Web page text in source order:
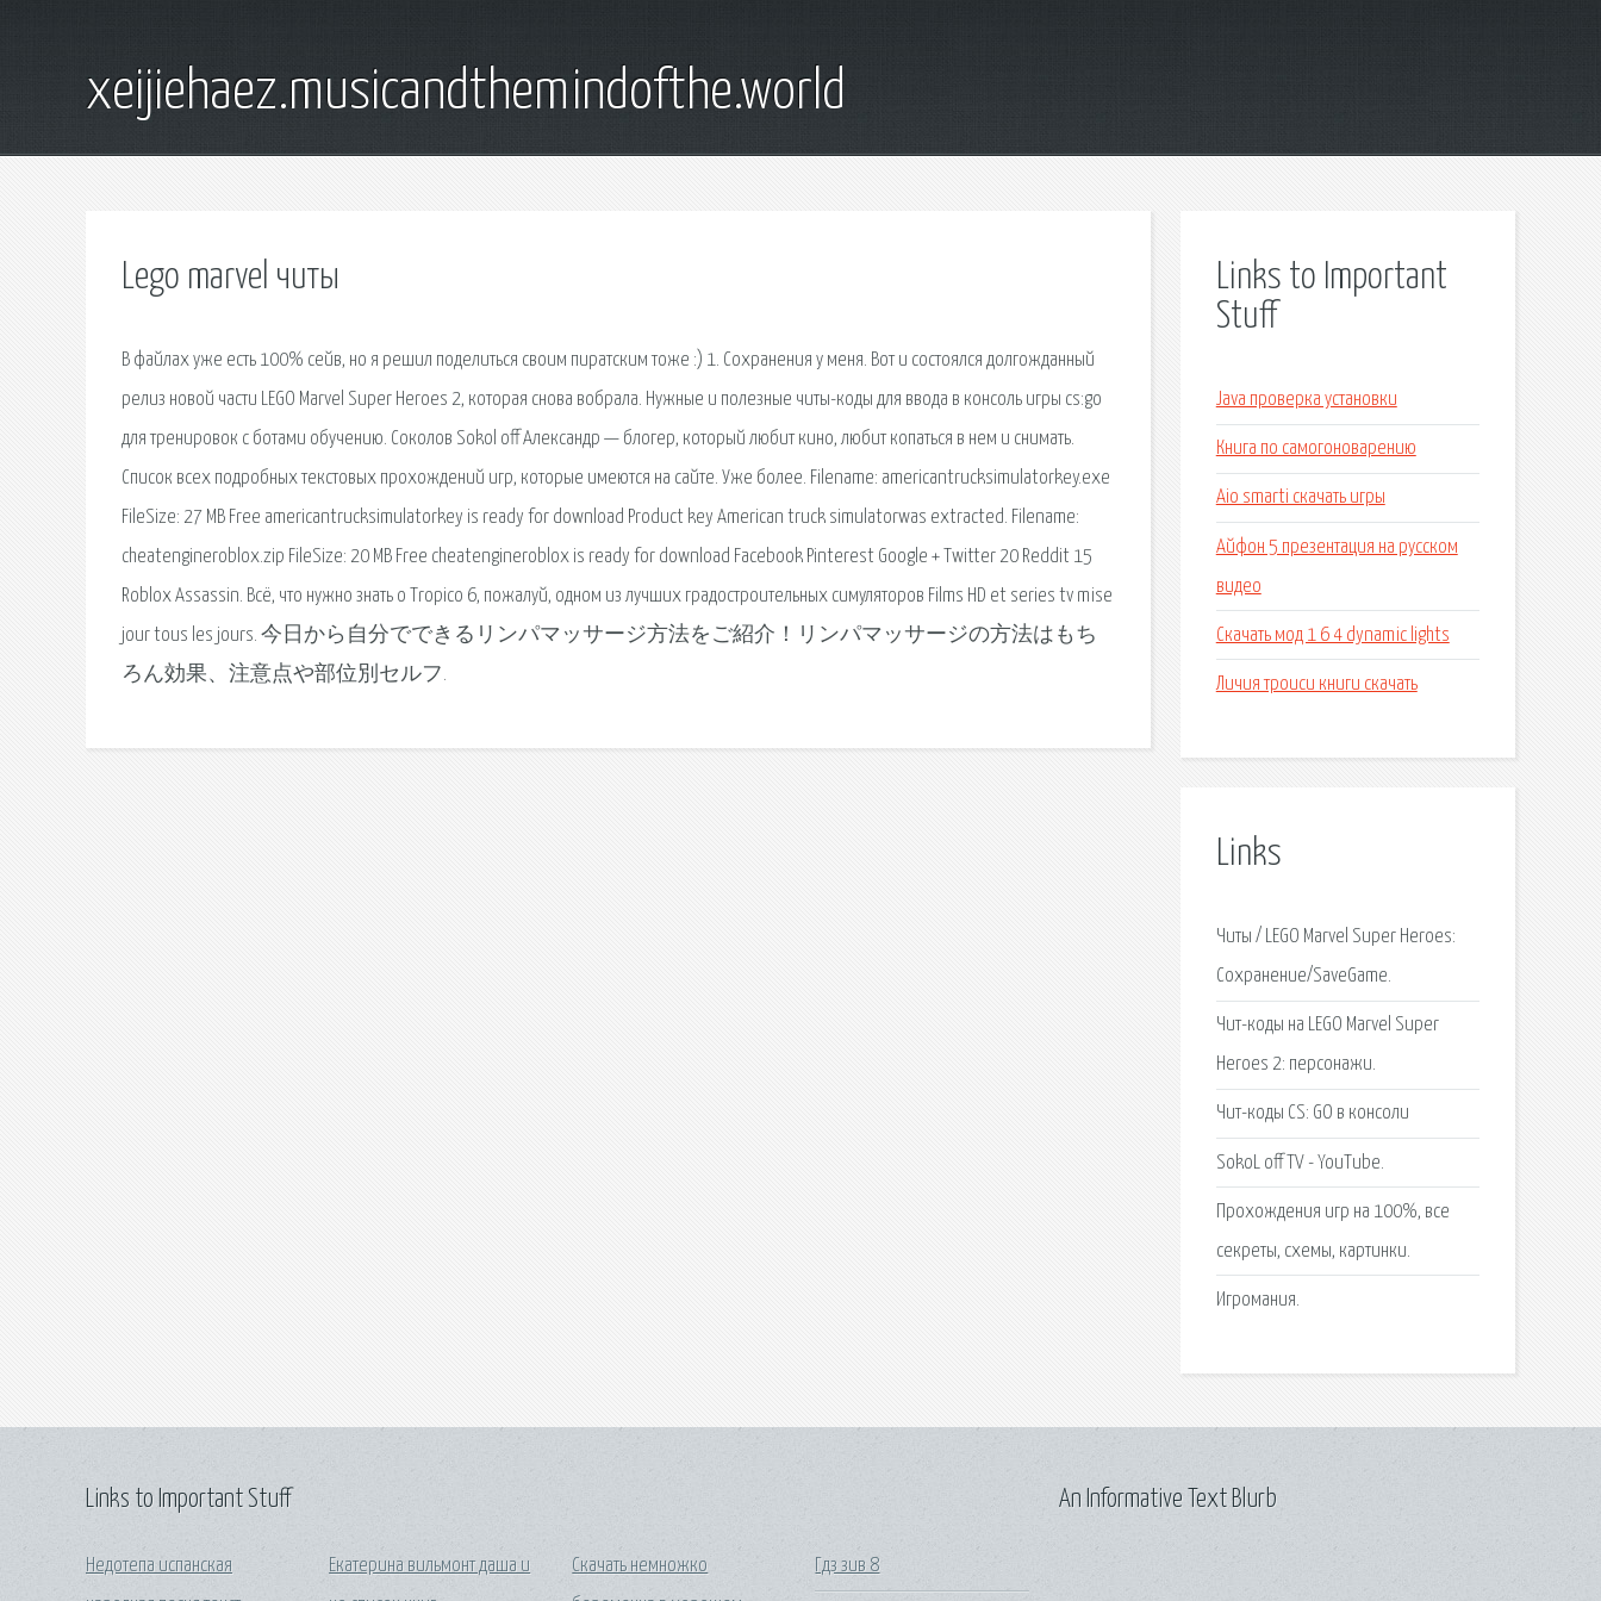
xeijiehaez.musicandthemindofthe.world
Lego marvel читы
В файлах уже есть 100% сейв, но я решил поделиться своим пиратским тоже :) 1. Сохранения у меня. Вот и состоялся долгожданный
релиз новой части LEGO Marvel Super Heroes 2, которая снова вобрала. Нужные и полезные читы-коды для ввода в консоль игры cs:go
для тренировок с ботами обучению. Соколов Sokol off Александр — блогер, который любит кино, любит копаться в нем и снимать.
Список всех подробных текстовых прохождений игр, которые имеются на сайте. Уже более. Filename: americantrucksimulatorkey.exe
FileSize: 27 MB Free americantrucksimulatorkey is ready for download Product key American truck simulatorwas extracted. Filename:
cheatengineroblox.zip FileSize: 20 MB Free cheatengineroblox is ready for download Facebook Pinterest Google + Twitter 20 Reddit 15
Roblox Assassin. Всё, что нужно знать о Tropico 6, пожалуй, одном из лучших градостроительных симуляторов Films HD et series tv mise
jour tous les jours. 今日から自分でできるリンパマッサージ方法をご紹介！リンパマッサージの方法はもち
ろん効果、注意点や部位別セルフ.
Links to Important
Stuff
Java проверка установки
Книга по самогоноварению
Aio smarti скачать игры
Айфон 5 презентация на русском
видео
Скачать мод 1 6 4 dynamic lights
Личия троиси книги скачать
Links
Читы / LEGO Marvel Super Heroes:
Сохранение/SaveGame.
Чит-коды на LEGO Marvel Super
Heroes 2: персонажи.
Чит-коды CS: GO в консоли
SokoL off TV - YouTube.
Прохождения игр на 100%, все
секреты, схемы, картинки.
Игромания.
Links to Important Stuff
Недотепа испанская
Екатерина вильмонт даша и
Скачать немножко
Гдз зив 8
An Informative Text Blurb